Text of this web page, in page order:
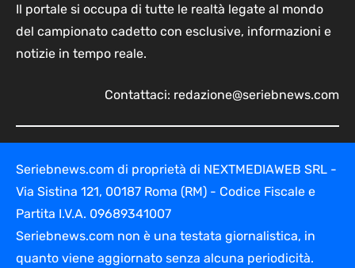
Il portale si occupa di tutte le realtà legate al mondo
del campionato cadetto con esclusive, informazioni e
notizie in tempo reale.
Contattaci: redazione@seriebnews.com
Seriebnews.com di proprietà di NEXTMEDIAWEB SRL -
Via Sistina 121, 00187 Roma (RM) - Codice Fiscale e
Partita I.V.A. 09689341007
Seriebnews.com non è una testata giornalistica, in
quanto viene aggiornato senza alcuna periodicità.